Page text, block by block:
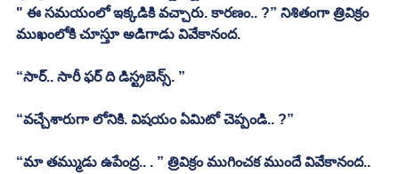
" ఈ సమయంలో ఇక్కడికి వచ్చారు. కారణం.. ?” నిశితంగా త్రివిక్రం
ముఖంలోకి చూస్తూ అడిగాడు వివేకానంద.
“సార్.. సారీ ఫర్ ది డిస్ట్రబెన్స్. ”
“వచ్చేశారుగా లోనికి. విషయం ఏమిటో చెప్పండి.. ?”
“మా తమ్ముడు ఉపేంద్ర.. . ” త్రివిక్రం ముగించక ముందే వివేకానంద..